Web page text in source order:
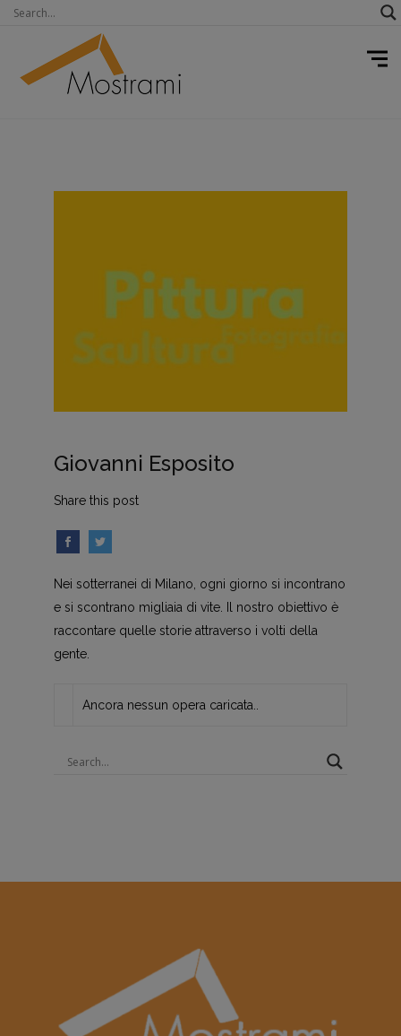
Giovanni Esposito
Share this post
Nei sotterranei di Milano, ogni giorno si incontrano
e si scontrano migliaia di vite. Il nostro obiettivo è
raccontare quelle storie attraverso i volti della
gente.
Ancora nessun opera caricata..